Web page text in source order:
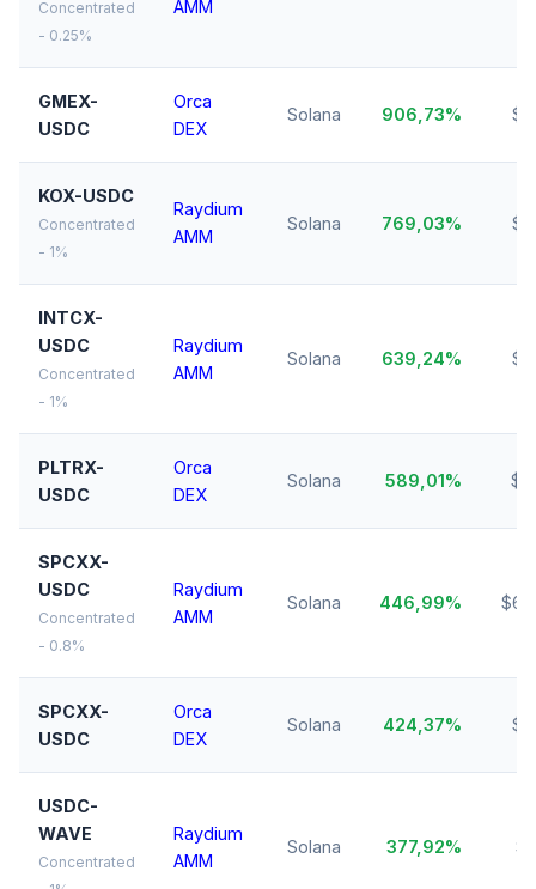
Concentrated
- 0.25%
AMM
GMEX-
USDC
Orca
DEX
Solana 906,73%
KOX-USDC
Concentrated
- 1%
Raydium
AMM
Solana 769,03%
INTCX-
USDC
Concentrated
- 1%
Raydium
AMM
Solana 639,24%
PLTRX-
USDC
Orca
DEX
Solana 589,01%
SPCXX-
USDC
Concentrated
- 0.8%
Raydium
AMM
Solana 446,99%
SPCXX-
USDC
Orca
DEX
Solana 424,37%
USDC-
WAVE
Concentrated
Raydium
AMM
Solana 377,92%